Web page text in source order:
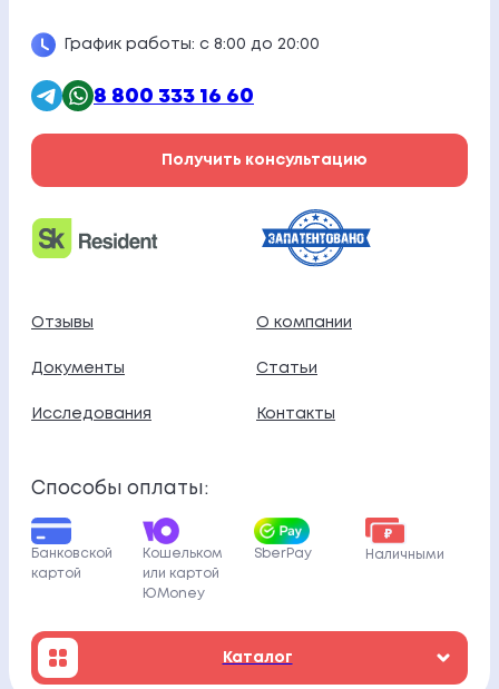
График работы: с 8:00 до 20:00
8 800 333 16 60
Получить консультацию
Отзывы О компании
Документы Статьи
Исследования Контакты
Способы оплаты:
Банковской
картой
Кошельком
или картой
ЮMoney
SberPay Наличными
Каталог